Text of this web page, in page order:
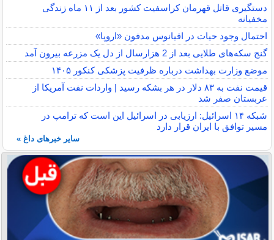
دستگیری قاتل قهرمان کراسفیت کشور بعد از ۱۱ ماه زندگی
مخفیانه
احتمال وجود حیات در اقیانوس مدفون «اروپا»
گنج سکه‌های طلایی بعد از 2 هزارسال از دل یک مزرعه بیرون آمد
موضع وزارت بهداشت درباره ظرفیت پزشکی کنکور ۱۴۰۵
قیمت نفت به ۸۳ دلار در هر بشکه رسید | واردات نفت آمریکا از
عربستان صفر شد
شبکه ۱۴ اسرائیل: ارزیابی در اسرائیل این است که ترامپ در
مسیر توافق با ایران قرار دارد
سایر خبرهای داغ »